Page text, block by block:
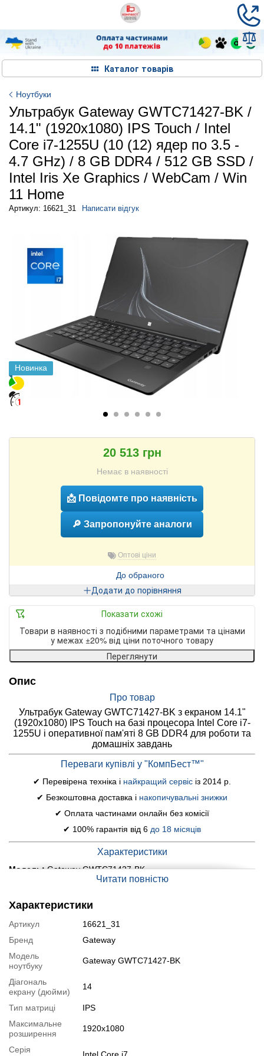
Каталог товарів
Ноутбуки
Ультрабук Gateway GWTC71427-BK /
14.1" (1920x1080) IPS Touch / Intel
Core i7-1255U (10 (12) ядер по 3.5 -
4.7 GHz) / 8 GB DDR4 / 512 GB SSD /
Intel Iris Xe Graphics / WebCam / Win
11 Home
Артикул: 16621_31 Написати відгук
Новинка
20 513 грн
Немає в наявності
📩 Повідомте про наявність
🔎 Запропонуйте аналоги
Оптові ціни
До обраного
Додати до порівняння
Показати схожі
Товари в наявності з подібними параметрами та цінами
у межах ±20% від ціни поточного товару
Переглянути
Опис
Про товар
Ультрабук Gateway GWTC71427-BK з екраном 14.1"
(1920x1080) IPS Touch на базі процесора Intel Core i7-
1255U і оперативної пам'яті 8 GB DDR4 для роботи та
домашніх завдань
Переваги купівлі у "КомпБест™"
✔ Перевірена техніка і найкращий сервіс із 2014 р.
✔ Безкоштовна доставка і накопичувальні знижки
✔ Оплата частинами онлайн без комісії
✔ 100% гарантія від 6 до 18 місяців
Характеристики
Модель:Gateway GWTC71427-BK
Дисплей (діагональ, роздільна здатність, тип матриці):
14.1" (1920x1080) IPS Touch
Постійна пам'ять:512 GB SSD
Графіка:
Веб-камера:є
Порти:3x USB 3.1, 1x USB Type-C, 1x HDMI, 1x Audio, 1x
CardReader
Читати повністю
Характеристики
Артикул
16621_31
Бренд
Gateway
Модель
ноутбуку
Gateway GWTC71427-BK
Діагональ
екрану (дюйми)
14
Тип матриці
IPS
Максимальне
розширення
1920x1080
Серія